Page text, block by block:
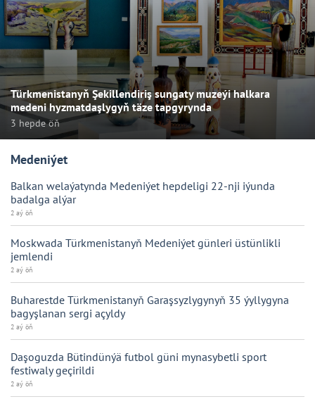
Türkmenistanyň Şekillendiriş sungaty muzeýi halkara
medeni hyzmatdaşlygyň täze tapgyrynda
3 hepde öň
Medeniýet
Balkan welaýatynda Medeniýet hepdeligi 22-nji iýunda
badalga alýar
2 aý öň
Moskwada Türkmenistanyň Medeniýet günleri üstünlikli
jemlendi
2 aý öň
Buharestde Türkmenistanyň Garaşsyzlygynyň 35 ýyllygyna
bagyşlanan sergi açyldy
2 aý öň
Daşoguzda Bütindünýä futbol güni mynasybetli sport
festiwaly geçirildi
2 aý öň